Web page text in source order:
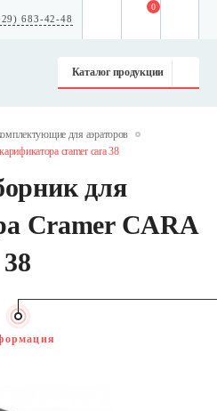
683-42-48
Каталог продукции
0
для аэраторов
cramer cara 38
для
Cramer CARA
38